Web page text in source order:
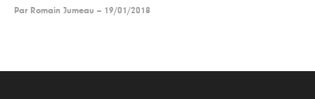
Par Romain Jumeau -- 19/01/2018